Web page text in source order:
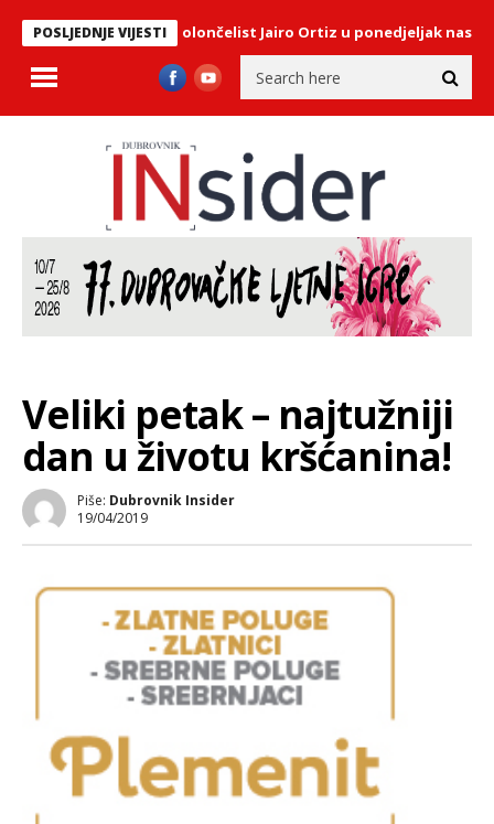
POSLJEDNJE VIJESTI
Meksički violončelist Jairo Ortiz u ponedjeljak nastupa u
Veliki petak – najtužniji
dan u životu kršćanina!
Piše: Dubrovnik Insider
19/04/2019